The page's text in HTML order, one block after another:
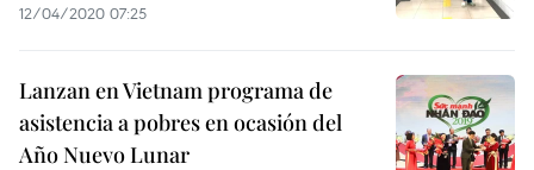
12/04/2020 07:25
Lanzan en Vietnam programa de
asistencia a pobres en ocasión del
Año Nuevo Lunar